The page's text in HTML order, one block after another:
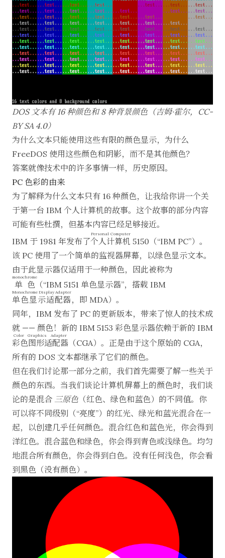
DOS 文本有 16 种颜色和 8 种背景颜色（吉姆·霍尔， CC-
BY SA 4.0）
为什么文本只能使用这些有限的颜色显示，为什么
FreeDOS 使用这些颜色和阴影，而不是其他颜色？
答案就像技术中的许多事情一样，历史原因。
PC 色彩的由来
为了解释为什么文本只有 16 种颜色，让我给你讲一个关
于第一台 IBM 个人计算机的故事。这个故事的部分内容
可能有些杜撰，但基本内容已经足够接近。
IBM 于 1981 年发布了个人计算机
Personal Computer
5150（“IBM PC”）。
该 PC 使用了一个简单的监视器屏幕，以绿色显示文本。
由于此显示器仅适用于一种颜色，因此被称为
单色
monochrome
（“IBM 5151 单色显示器”，搭载 IBM
单色显示适配器
Monochrome Display Adapter
，即 MDA）。
同年，IBM 发布了 PC 的更新版本，带来了惊人的技术成
就 —— 颜色！新的 IBM 5153 彩色显示器依赖于新的 IBM
彩色图形适配器
Color Graphics Adapter
（CGA）。正是由于这个原始的 CGA，
所有的 DOS 文本都继承了它们的颜色。
但在我们讨论那一部分之前，我们首先需要了解一些关于
颜色的东西。当我们谈论计算机屏幕上的颜色时，我们谈
论的是混合 三原色 （红色、绿色和蓝色）的不同值。你
可以将不同级别（“亮度”）的红光、绿光和蓝光混合在一
起，以创建几乎任何颜色。混合红色和蓝色光，你会得到
洋红色。混合蓝色和绿色，你会得到青色或浅绿色。均匀
地混合所有颜色，你会得到白色。没有任何浅色，你会看
到黑色（没有颜色）。